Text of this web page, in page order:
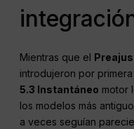
Mientras que el
introdujeron por
5.3 Instantáneo motor
los modelos más
a veces seguían